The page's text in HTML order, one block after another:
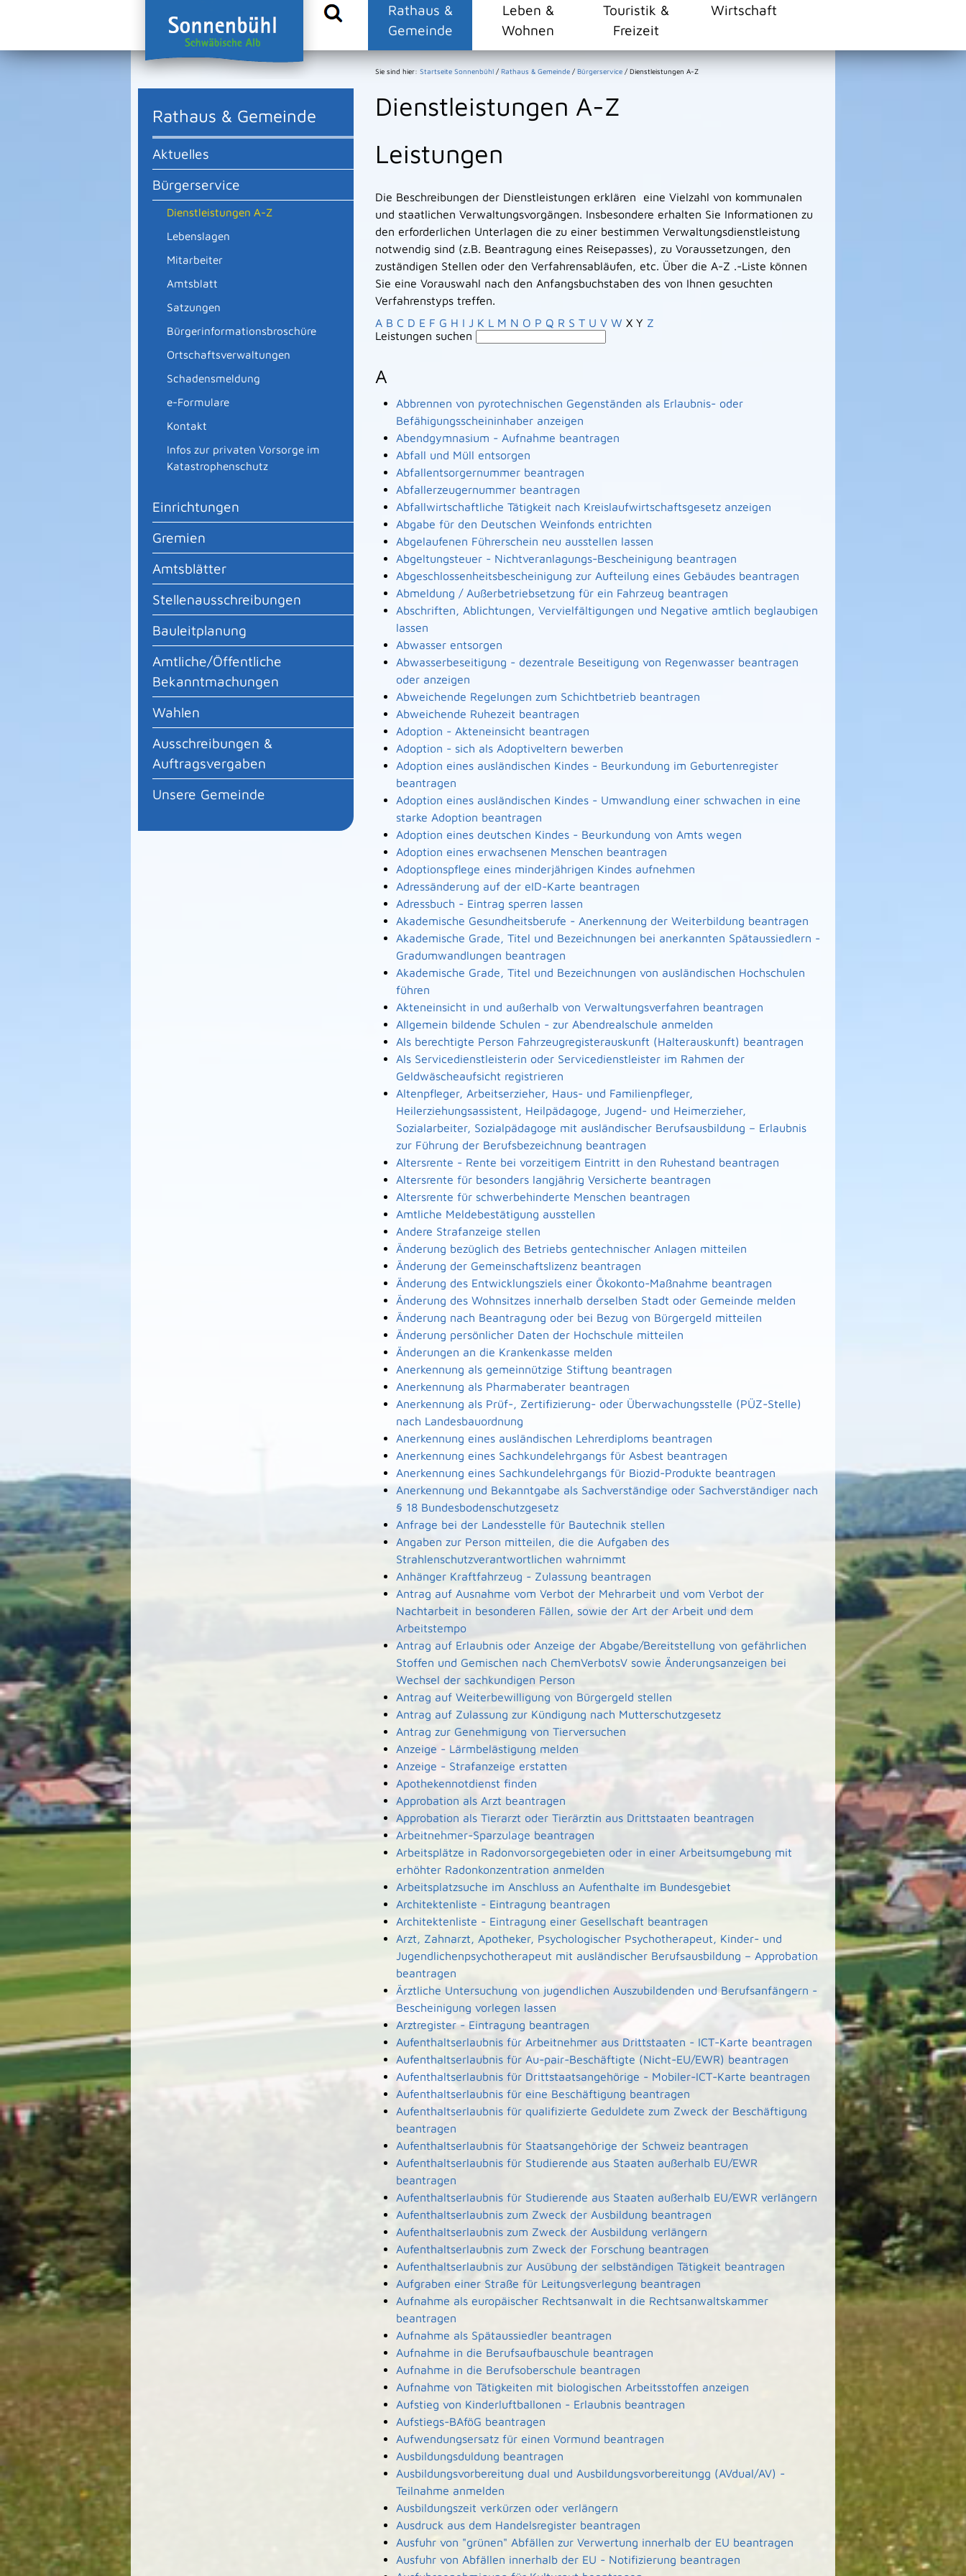
Rathaus &
Gemeinde
Leben &
Wohnen
Touristik &
Freizeit
Wirtschaft
Rathaus & Gemeinde
Aktuelles
Bürgerservice
Dienstleistungen A-Z
Lebenslagen
Mitarbeiter
Amtsblatt
Satzungen
Bürgerinformationsbroschüre
Ortschaftsverwaltungen
Schadensmeldung
e-Formulare
Kontakt
Infos zur privaten Vorsorge im
Katastrophenschutz
Einrichtungen
Gremien
Amtsblätter
Stellenausschreibungen
Bauleitplanung
Amtliche/Öffentliche
Bekanntmachungen
Wahlen
Ausschreibungen &
Auftragsvergaben
Unsere Gemeinde
Sie sind hier: Startseite Sonnenbühl / Rathaus & Gemeinde / Bürgerservice / Dienstleistungen A-Z
Dienstleistungen A-Z
Leistungen
Die Beschreibungen der Dienstleistungen erklären eine Vielzahl von kommunalen
und staatlichen Verwaltungsvorgängen. Insbesondere erhalten Sie Informationen zu
den erforderlichen Unterlagen die zu einer bestimmen Verwaltungsdienstleistung
notwendig sind (z.B. Beantragung eines Reisepasses), zu Voraussetzungen, den
zuständigen Stellen oder den Verfahrensabläufen, etc. Über die A-Z .-Liste können
Sie eine Vorauswahl nach den Anfangsbuchstaben des von Ihnen gesuchten
Verfahrenstyps treffen.
A B C D E F G H I J K L M N O P Q R S T U V W X Y Z
Leistungen suchen
A
Abbrennen von pyrotechnischen Gegenständen als Erlaubnis- oder
Befähigungsscheininhaber anzeigen
Abendgymnasium - Aufnahme beantragen
Abfall und Müll entsorgen
Abfallentsorgernummer beantragen
Abfallerzeugernummer beantragen
Abfallwirtschaftliche Tätigkeit nach Kreislaufwirtschaftsgesetz anzeigen
Abgabe für den Deutschen Weinfonds entrichten
Abgelaufenen Führerschein neu ausstellen lassen
Abgeltungsteuer - Nichtveranlagungs-Bescheinigung beantragen
Abgeschlossenheitsbescheinigung zur Aufteilung eines Gebäudes beantragen
Abmeldung / Außerbetriebsetzung für ein Fahrzeug beantragen
Abschriften, Ablichtungen, Vervielfältigungen und Negative amtlich beglaubigen
lassen
Abwasser entsorgen
Abwasserbeseitigung - dezentrale Beseitigung von Regenwasser beantragen
oder anzeigen
Abweichende Regelungen zum Schichtbetrieb beantragen
Abweichende Ruhezeit beantragen
Adoption - Akteneinsicht beantragen
Adoption - sich als Adoptiveltern bewerben
Adoption eines ausländischen Kindes - Beurkundung im Geburtenregister
beantragen
Adoption eines ausländischen Kindes - Umwandlung einer schwachen in eine
starke Adoption beantragen
Adoption eines deutschen Kindes - Beurkundung von Amts wegen
Adoption eines erwachsenen Menschen beantragen
Adoptionspflege eines minderjährigen Kindes aufnehmen
Adressänderung auf der eID-Karte beantragen
Adressbuch - Eintrag sperren lassen
Akademische Gesundheitsberufe - Anerkennung der Weiterbildung beantragen
Akademische Grade, Titel und Bezeichnungen bei anerkannten Spätaussiedlern -
Gradumwandlungen beantragen
Akademische Grade, Titel und Bezeichnungen von ausländischen Hochschulen
führen
Akteneinsicht in und außerhalb von Verwaltungsverfahren beantragen
Allgemein bildende Schulen - zur Abendrealschule anmelden
Als berechtigte Person Fahrzeugregisterauskunft (Halterauskunft) beantragen
Als Servicedienstleisterin oder Servicedienstleister im Rahmen der
Geldwäscheaufsicht registrieren
Altenpfleger, Arbeitserzieher, Haus- und Familienpfleger,
Heilerziehungsassistent, Heilpädagoge, Jugend- und Heimerzieher,
Sozialarbeiter, Sozialpädagoge mit ausländischer Berufsausbildung – Erlaubnis
zur Führung der Berufsbezeichnung beantragen
Altersrente - Rente bei vorzeitigem Eintritt in den Ruhestand beantragen
Altersrente für besonders langjährig Versicherte beantragen
Altersrente für schwerbehinderte Menschen beantragen
Amtliche Meldebestätigung ausstellen
Andere Strafanzeige stellen
Änderung bezüglich des Betriebs gentechnischer Anlagen mitteilen
Änderung der Gemeinschaftslizenz beantragen
Änderung des Entwicklungsziels einer Ökokonto-Maßnahme beantragen
Änderung des Wohnsitzes innerhalb derselben Stadt oder Gemeinde melden
Änderung nach Beantragung oder bei Bezug von Bürgergeld mitteilen
Änderung persönlicher Daten der Hochschule mitteilen
Änderungen an die Krankenkasse melden
Anerkennung als gemeinnützige Stiftung beantragen
Anerkennung als Pharmaberater beantragen
Anerkennung als Prüf-, Zertifizierung- oder Überwachungsstelle (PÜZ-Stelle)
nach Landesbauordnung
Anerkennung eines ausländischen Lehrerdiploms beantragen
Anerkennung eines Sachkundelehrgangs für Asbest beantragen
Anerkennung eines Sachkundelehrgangs für Biozid-Produkte beantragen
Anerkennung und Bekanntgabe als Sachverständige oder Sachverständiger nach
§ 18 Bundesbodenschutzgesetz
Anfrage bei der Landesstelle für Bautechnik stellen
Angaben zur Person mitteilen, die die Aufgaben des
Strahlenschutzverantwortlichen wahrnimmt
Anhänger Kraftfahrzeug - Zulassung beantragen
Antrag auf Ausnahme vom Verbot der Mehrarbeit und vom Verbot der
Nachtarbeit in besonderen Fällen, sowie der Art der Arbeit und dem
Arbeitstempo
Antrag auf Erlaubnis oder Anzeige der Abgabe/Bereitstellung von gefährlichen
Stoffen und Gemischen nach ChemVerbotsV sowie Änderungsanzeigen bei
Wechsel der sachkundigen Person
Antrag auf Weiterbewilligung von Bürgergeld stellen
Antrag auf Zulassung zur Kündigung nach Mutterschutzgesetz
Antrag zur Genehmigung von Tierversuchen
Anzeige - Lärmbelästigung melden
Anzeige - Strafanzeige erstatten
Apothekennotdienst finden
Approbation als Arzt beantragen
Approbation als Tierarzt oder Tierärztin aus Drittstaaten beantragen
Arbeitnehmer-Sparzulage beantragen
Arbeitsplätze in Radonvorsorgegebieten oder in einer Arbeitsumgebung mit
erhöhter Radonkonzentration anmelden
Arbeitsplatzsuche im Anschluss an Aufenthalte im Bundesgebiet
Architektenliste - Eintragung beantragen
Architektenliste - Eintragung einer Gesellschaft beantragen
Arzt, Zahnarzt, Apotheker, Psychologischer Psychotherapeut, Kinder- und
Jugendlichenpsychotherapeut mit ausländischer Berufsausbildung – Approbation
beantragen
Ärztliche Untersuchung von jugendlichen Auszubildenden und Berufsanfängern -
Bescheinigung vorlegen lassen
Arztregister - Eintragung beantragen
Aufenthaltserlaubnis für Arbeitnehmer aus Drittstaaten - ICT-Karte beantragen
Aufenthaltserlaubnis für Au-pair-Beschäftigte (Nicht-EU/EWR) beantragen
Aufenthaltserlaubnis für Drittstaatsangehörige - Mobiler-ICT-Karte beantragen
Aufenthaltserlaubnis für eine Beschäftigung beantragen
Aufenthaltserlaubnis für qualifizierte Geduldete zum Zweck der Beschäftigung
beantragen
Aufenthaltserlaubnis für Staatsangehörige der Schweiz beantragen
Aufenthaltserlaubnis für Studierende aus Staaten außerhalb EU/EWR
beantragen
Aufenthaltserlaubnis für Studierende aus Staaten außerhalb EU/EWR verlängern
Aufenthaltserlaubnis zum Zweck der Ausbildung beantragen
Aufenthaltserlaubnis zum Zweck der Ausbildung verlängern
Aufenthaltserlaubnis zum Zweck der Forschung beantragen
Aufenthaltserlaubnis zur Ausübung der selbständigen Tätigkeit beantragen
Aufgraben einer Straße für Leitungsverlegung beantragen
Aufnahme als europäischer Rechtsanwalt in die Rechtsanwaltskammer
beantragen
Aufnahme als Spätaussiedler beantragen
Aufnahme in die Berufsaufbauschule beantragen
Aufnahme in die Berufsoberschule beantragen
Aufnahme von Tätigkeiten mit biologischen Arbeitsstoffen anzeigen
Aufstieg von Kinderluftballonen - Erlaubnis beantragen
Aufstiegs-BAföG beantragen
Aufwendungsersatz für einen Vormund beantragen
Ausbildungsduldung beantragen
Ausbildungsvorbereitung dual und Ausbildungsvorbereitungg (AVdual/AV) -
Teilnahme anmelden
Ausbildungszeit verkürzen oder verlängern
Ausdruck aus dem Handelsregister beantragen
Ausfuhr von "grünen" Abfällen zur Verwertung innerhalb der EU beantragen
Ausfuhr von Abfällen innerhalb der EU - Notifizierung beantragen